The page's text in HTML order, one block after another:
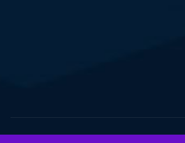
© Copyright 2015 – 2024 | TPK MEDYA |